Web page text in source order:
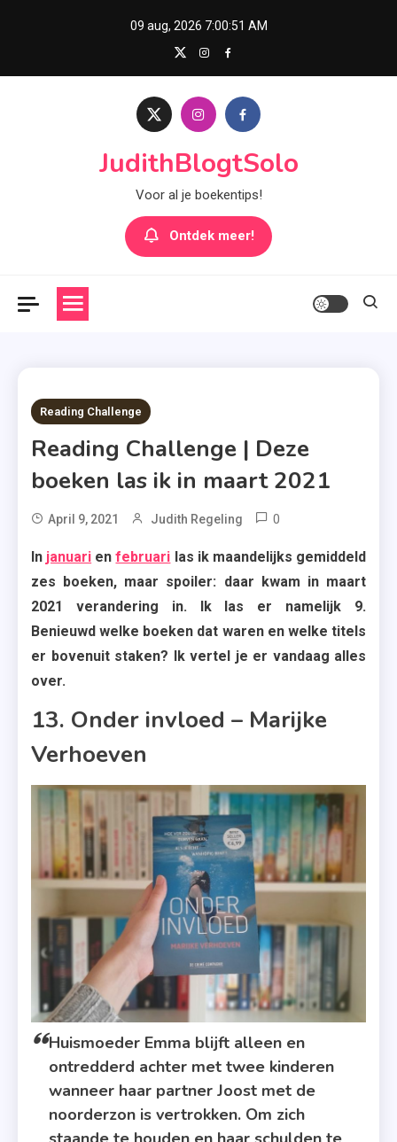
09 aug, 2026 7:00:53 AM
JudithBlogtSolo
Voor al je boekentips!
Ontdek meer!
15 MINS READ
Reading Challenge
Reading Challenge | Deze
boeken las ik in maart 2021
April 9, 2021 Judith Regeling 0
West
,
Boekerij
,
Crime
Gillian
HarperCollins
,
Hope
Again
,
Vergeet
Je Niet
Mona
,
Tamara
Haagmans
In januari enfebruari las ik maandelijks gemiddeld
zes boeken, maar spoiler: daar kwam in maart
2021 verandering in. Ik las er namelijk 9.
Benieuwd welke boeken dat waren en welke titels
er bovenuit staken? Ik vertel je er vandaag alles
over.
13. Onder invloed – Marijke
Verhoeven
Huismoeder Emma blijft alleen en
ontredderd achter met twee kinderen
wanneer haar partner Joost met de
noorderzon is vertrokken. Om zich